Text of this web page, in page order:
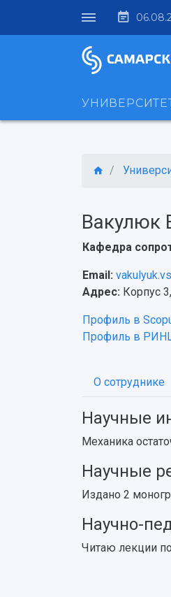
Вакулюк
Кафедра
Email:
Адрес: Корпус
Профиль в
Профиль в
О сотруднике
Научные
Механика
Научные
Издано 2
Научно-
Читаю лекции